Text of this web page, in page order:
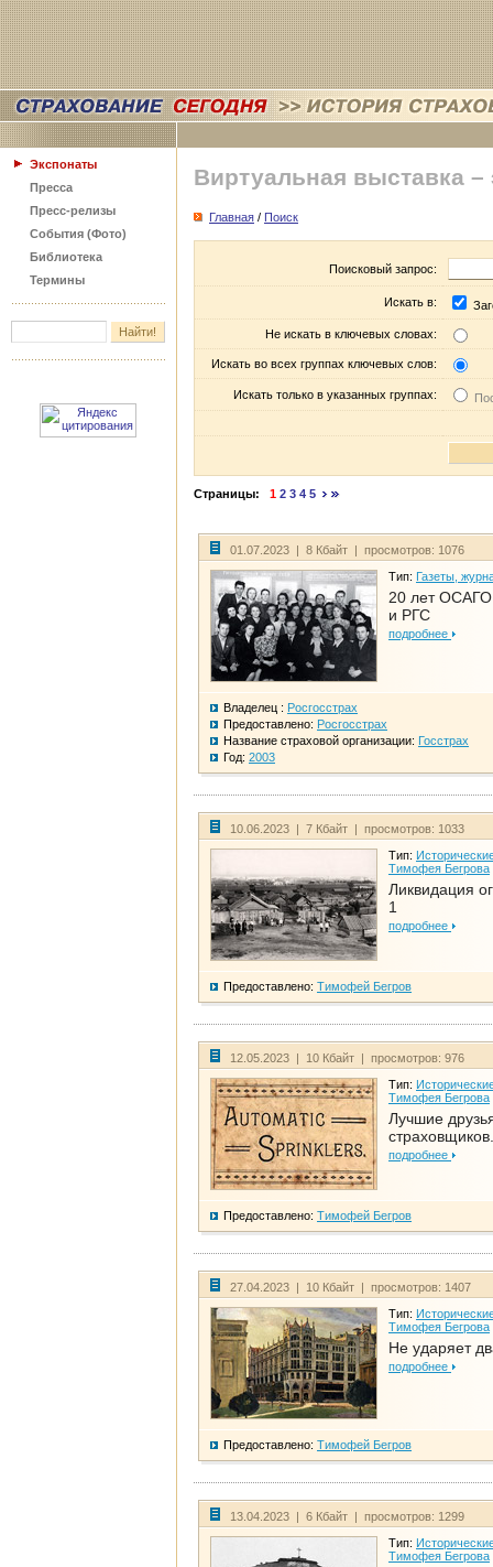
Экспонаты
Пресса
Пресс-релизы
События (Фото)
Библиотека
Термины
Виртуальная выставка –
Главная / Поиск
Поисковый запрос:
Искать в:
Не искать в ключевых словах:
Искать во всех группах ключевых слов:
Искать только в указанных группах:
Страницы: 1 2 3 4 5
01.07.2023 | 8 Кбайт | просмотров: 1076
Тип: Газеты,
20 лет
и РГС
подробнее
Владелец : Росгосстрах
Предоставлено: Росгосстрах
Название страховой организации: Госстрах
Год: 2003
10.06.2023 | 7 Кбайт | просмотров: 1033
Тип:
Тимофея Бегрова
Ликвидация
1
подробнее
Предоставлено: Тимофей Бегров
12.05.2023 | 10 Кбайт | просмотров: 976
Тип:
Тимофея Бегрова
Лучшие
подробнее
Предоставлено: Тимофей Бегров
27.04.2023 | 10 Кбайт | просмотров: 1407
Тип:
Тимофея Бегрова
Не ударяет
подробнее
Предоставлено: Тимофей Бегров
13.04.2023 | 6 Кбайт | просмотров: 1299
Тип:
Тимофея Бегрова